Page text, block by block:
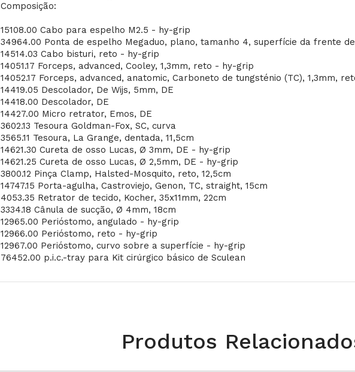
Composição:
15108.00 Cabo para espelho M2.5 - hy-grip
34964.00 Ponta de espelho Megaduo, plano, tamanho 4, superfície da frente
14514.03 Cabo bisturi, reto - hy-grip
14051.17 Forceps, advanced, Cooley, 1,3mm, reto - hy-grip
14052.17 Forceps, advanced, anatomic, Carboneto de tungsténio (TC), 1,3mm,
14419.05 Descolador, De Wijs, 5mm, DE
14418.00 Descolador, DE
14427.00 Micro retrator, Emos, DE
3602.13 Tesoura Goldman-Fox, SC, curva
3565.11 Tesoura, La Grange, dentada, 11,5cm
14621.30 Cureta de osso Lucas, Ø 3mm, DE - hy-grip
14621.25 Cureta de osso Lucas, Ø 2,5mm, DE - hy-grip
3800.12 Pinça Clamp, Halsted-Mosquito, reto, 12,5cm
14747.15 Porta-agulha, Castroviejo, Genon, TC, straight, 15cm
4053.35 Retrator de tecido, Kocher, 35x11mm, 22cm
3334.18 Cânula de sucção, Ø 4mm, 18cm
12965.00 Perióstomo, angulado - hy-grip
12966.00 Perióstomo, reto - hy-grip
12967.00 Perióstomo, curvo sobre a superfície - hy-grip
76452.00 p.i.c.-tray para Kit cirúrgico básico de Sculean
Produtos